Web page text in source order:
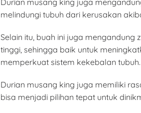
Durian musang king juga
melindungi tubuh dari kerusakan
Selain itu, buah ini juga mengandung
tinggi, sehingga baik untuk
memperkuat sistem kekebalan tubuh.
Durian musang king juga memiliki
bisa menjadi pilihan tepat untuk